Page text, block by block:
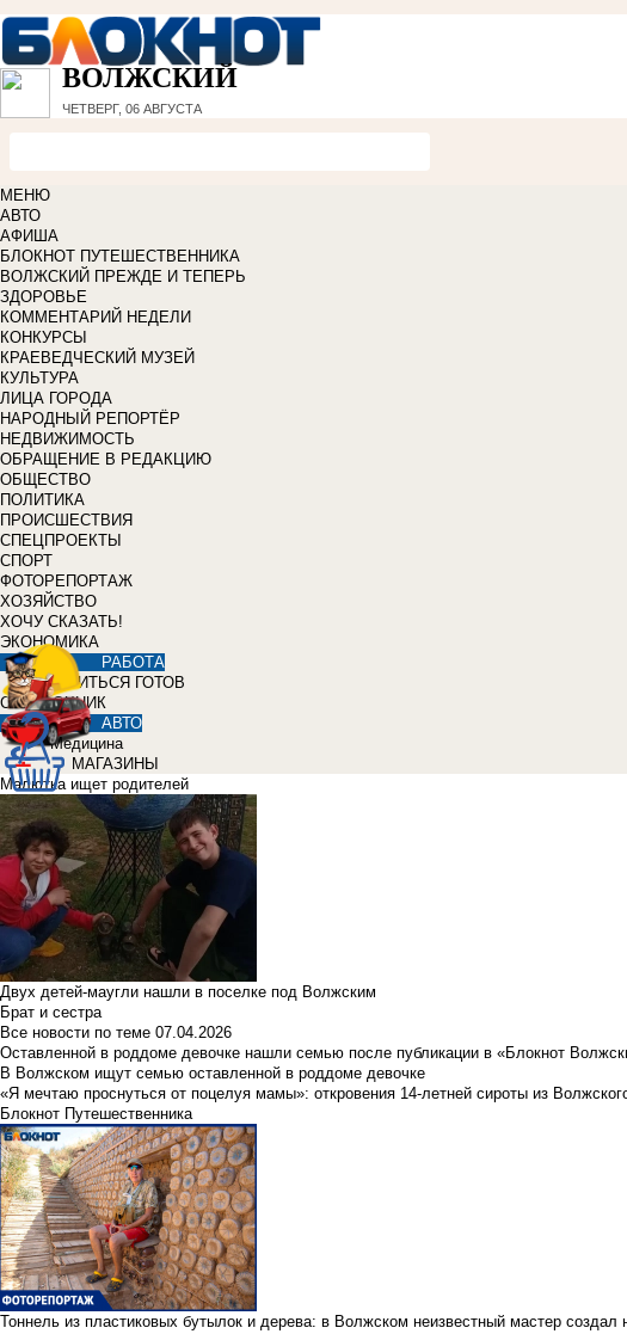
ВОЛЖСКИЙ
ЧЕТВЕРГ, 06 АВГУСТА
МЕНЮ
АВТО
АФИША
БЛОКНОТ ПУТЕШЕСТВЕННИКА
ВОЛЖСКИЙ ПРЕЖДЕ И ТЕПЕРЬ
ЗДОРОВЬЕ
КОММЕНТАРИЙ НЕДЕЛИ
КОНКУРСЫ
КРАЕВЕДЧЕСКИЙ МУЗЕЙ
КУЛЬТУРА
ЛИЦА ГОРОДА
НАРОДНЫЙ РЕПОРТЁР
НЕДВИЖИМОСТЬ
ОБРАЩЕНИЕ В РЕДАКЦИЮ
ОБЩЕСТВО
ПОЛИТИКА
ПРОИСШЕСТВИЯ
СПЕЦПРОЕКТЫ
СПОРТ
ФОТОРЕПОРТАЖ
ХОЗЯЙСТВО
ХОЧУ СКАЗАТЬ!
ЭКОНОМИКА
РАБОТА
УЧИТЬСЯ ГОТОВ
СПРАВОЧНИК
АВТО
Медицина
МАГАЗИНЫ
Малютка ищет родителей
Двух детей-маугли нашли в поселке под Волжским
Брат и сестра
Все новости по теме 07.04.2026
Оставленной в роддоме девочке нашли семью после публикации в «Блокнот
В Волжском ищут семью оставленной в роддоме девочке
«Я мечтаю проснуться от поцелуя мамы»: откровения 14-летней сироты из
Блокнот Путешественника
Тоннель из пластиковых бутылок и дерева: в Волжском неизвестный мастер создал